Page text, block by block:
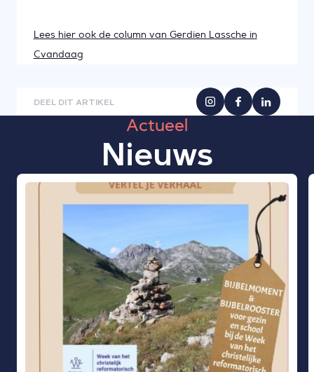
Lees hier ook de column van Gerdien Lassche in
Cvandaag
DEEL DIT ARTIKEL
Actueel
Nieuws